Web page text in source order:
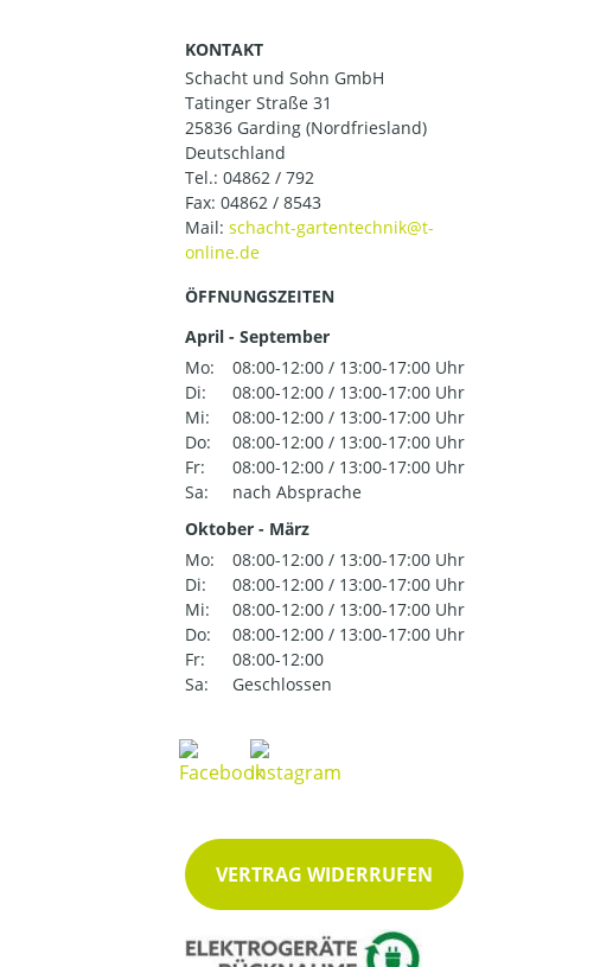
KONTAKT
Schacht und Sohn GmbH
Tatinger Straße 31
25836 Garding (Nordfriesland)
Deutschland
Tel.: 04862 / 792
Fax: 04862 / 8543
Mail:
ÖFFNUNGSZEITEN
April - September
Mo:
08:00-12:00 / 13:00-17:00 Uhr
Di:
08:00-12:00 / 13:00-17:00 Uhr
Mi:
08:00-12:00 / 13:00-17:00 Uhr
Do:
08:00-12:00 / 13:00-17:00 Uhr
Fr:
08:00-12:00 / 13:00-17:00 Uhr
Sa:
nach Absprache
Oktober - März
Mo:
08:00-12:00 / 13:00-17:00 Uhr
Di:
08:00-12:00 / 13:00-17:00 Uhr
Mi:
08:00-12:00 / 13:00-17:00 Uhr
Do:
08:00-12:00 / 13:00-17:00 Uhr
Fr:
08:00-12:00
Sa:
Geschlossen
VERTRAG WIDERRUFEN